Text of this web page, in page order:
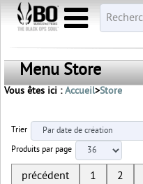
Menu Store
Vous êtes ici :Accueil>Store
Trier
Produits par page
précédent 1 2